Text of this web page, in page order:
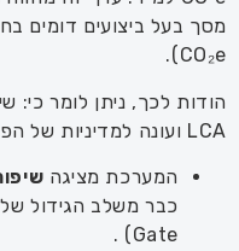
CO₂e).
הודות לכך, ניתן לומר כי:
LCA ועונה למדיניות של הפחתת פחמן גלום במבנים.
המערכת מציגה
Gate) .